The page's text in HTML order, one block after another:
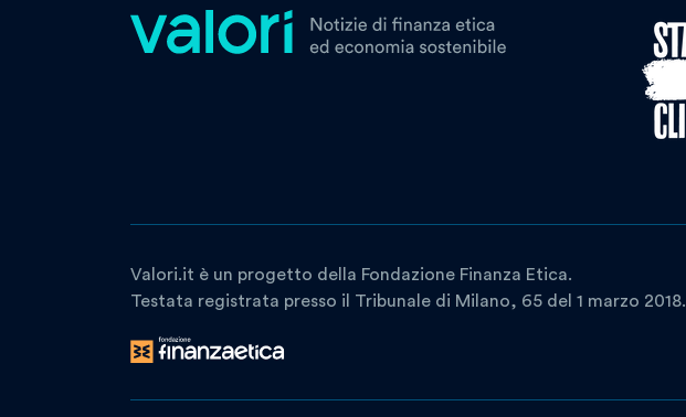
Valori.it è un progetto della Fondazione Finanza Etica.
Testata registrata presso il Tribunale di Milano, 65 del 1 marzo 2018.